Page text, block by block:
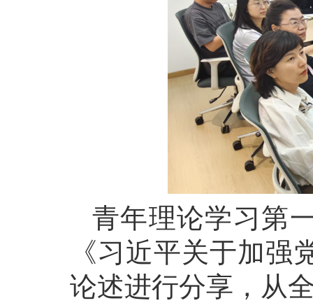
青年理论学习第
《习近平关于加
论述进行分享，从